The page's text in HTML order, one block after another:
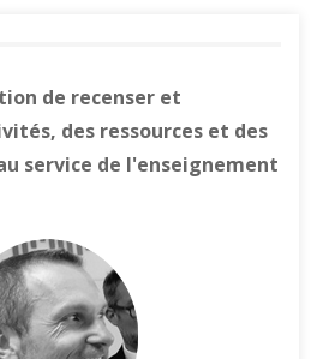
de recenser et
des ressources et des
service de l'enseignement